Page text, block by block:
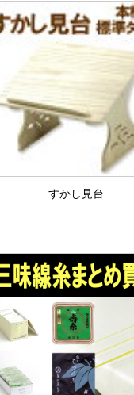
すかし見台